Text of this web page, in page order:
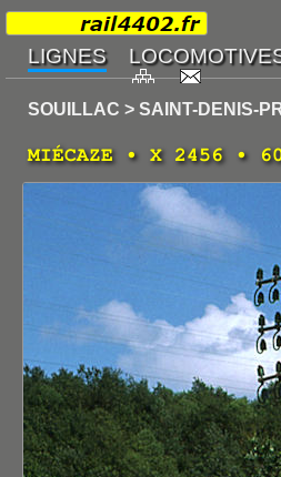
SOUILLAC > SAINT-DENIS-
MIÉCAZE • X 2456 •